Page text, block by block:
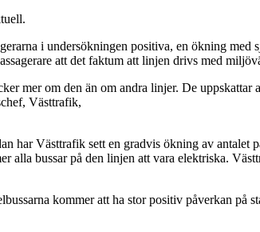
i undersökningen positiva, en ökning
att det faktum att linjen drivs med
mer om den än om andra linjer. De
Västtrafik,
har Västtrafik sett en gradvis ökning av
alla bussar på den linjen att vara elektriska.
kommer att ha stor positiv påverkan på